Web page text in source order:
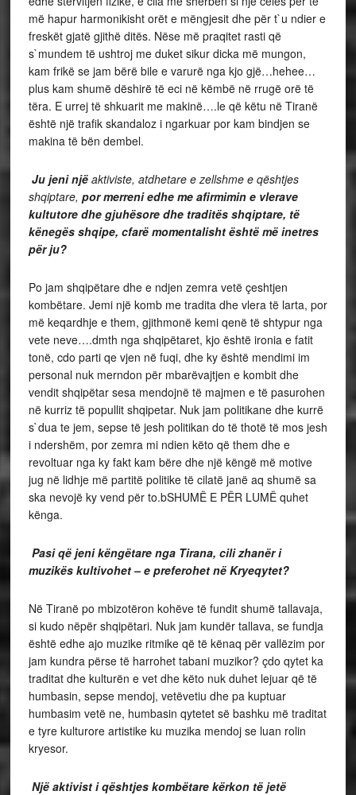
më hapur harmonikisht orët e mëngjesit dhe për t`u ndier e
freskët gjatë gjithë ditës. Nëse më praqitet rasti që
s`mundem të ushtroj me duket sikur dicka më mungon,
kam frikë se jam bërë bile e varurë nga kjo gjë…hehee…
plus kam shumë dëshirë të eci në këmbë në rrugë orë të
tëra. E urrej të shkuarit me makinë….le që këtu në Tiranë
është një trafik skandaloz i ngarkuar por kam bindjen se
makina të bën dembel.
Ju jeni një aktiviste, atdhetare e zellshme e qështjes
shqiptare, por merreni edhe me afirmimin e vlerave
kultutore dhe gjuhësore dhe traditës shqiptare, të
kënegës shqipe, cfarë momentalisht është më inetres
për ju?
Po jam shqipëtare dhe e ndjen zemra vetë çeshtjen
kombëtare. Jemi një komb me tradita dhe vlera të larta, por
më keqardhje e them, gjithmonë kemi qenë të shtypur nga
vete neve….dmth nga shqipëtaret, kjo është ironia e fatit
tonë, cdo parti qe vjen në fuqi, dhe ky është mendimi im
personal nuk merndon për mbarëvajtjen e kombit dhe
vendit shqipëtar sesa mendojnë të majmen e të pasurohen
në kurriz të popullit shqipetar. Nuk jam politikane dhe kurrë
s`dua te jem, sepse të jesh politikan do të thotë të mos jesh
i ndershëm, por zemra mi ndien këto që them dhe e
revoltuar nga ky fakt kam bëre dhe një këngë më motive
jug në lidhje më partitë politike të cilatë janë aq shumë sa
ska nevojë ky vend për to.bSHUMË E PËR LUMË quhet
kënga.
Pasi që jeni këngëtare nga Tirana, cili zhanër i
muzikës kultivohet – e preferohet në Kryeqytet?
Në Tiranë po mbizotëron kohëve të fundit shumë tallavaja,
si kudo nëpër shqipëtari. Nuk jam kundër tallava, se fundja
është edhe ajo muzike ritmike që të kënaq për vallëzim por
jam kundra përse të harrohet tabani muzikor? çdo qytet ka
traditat dhe kulturën e vet dhe këto nuk duhet lejuar që të
humbasin, sepse mendoj, vetëvetiu dhe pa kuptuar
humbasim vetë ne, humbasin qytetet së bashku më traditat
e tyre kulturore artistike ku muzika mendoj se luan rolin
kryesor.
Një aktivist i qështjes kombëtare kërkon të jetë